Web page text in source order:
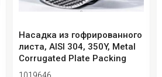
Насадка из гофрированного
листа, AISI 304, 350Y, Metal
Corrugated Plate Packing